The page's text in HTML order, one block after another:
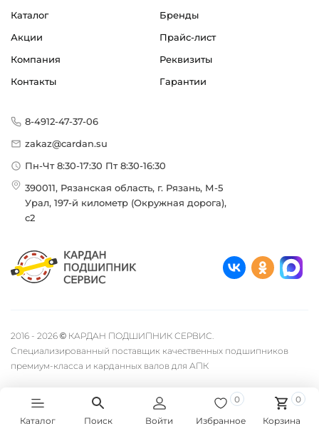
Каталог
Бренды
Акции
Прайс-лист
Компания
Реквизиты
Контакты
Гарантии
8-4912-47-37-06
zakaz@cardan.su
Пн-Чт 8:30-17:30 Пт 8:30-16:30
390011, Рязанская область, г. Рязань, М-5
Урал, 197-й километр (Окружная дорога),
с2
2016 - 2026 © КАРДАН ПОДШИПНИК СЕРВИС.
Специализированный поставщик качественных подшипников
премиум-класса и карданных валов для АПК
Каталог Поиск Войти Избранное
0
Корзина
0